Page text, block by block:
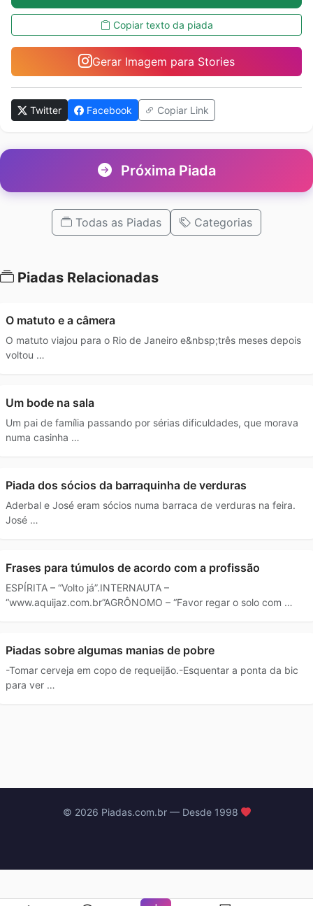
Copiar texto da piada
Gerar Imagem para Stories
Twitter Facebook Copiar Link
Próxima Piada
Todas as Piadas Categorias
Piadas Relacionadas
O matuto e a câmera
O matuto viajou para o Rio de Janeiro e&nbsp;três meses depois
voltou …
Um bode na sala
Um pai de família passando por sérias dificuldades, que morava
numa casinha …
Piada dos sócios da barraquinha de verduras
Aderbal e José eram sócios numa barraca de verduras na feira.
José …
Frases para túmulos de acordo com a profissão
ESPÍRITA – “Volto já”.INTERNAUTA –
“www.aquijaz.com.br”AGRÔNOMO – “Favor regar o solo com …
Piadas sobre algumas manias de pobre
-Tomar cerveja em copo de requeijão.-Esquentar a ponta da bic
para ver …
© 2026 Piadas.com.br — Desde 1998